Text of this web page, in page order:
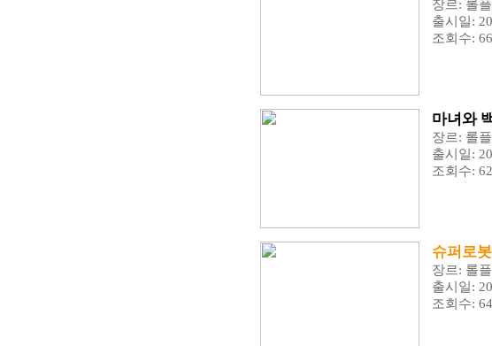
장르: 롤
출시일:
조회수:
마녀와
장르: 롤
출시일:
조회수:
슈퍼로
장르: 롤
출시일:
조회수: